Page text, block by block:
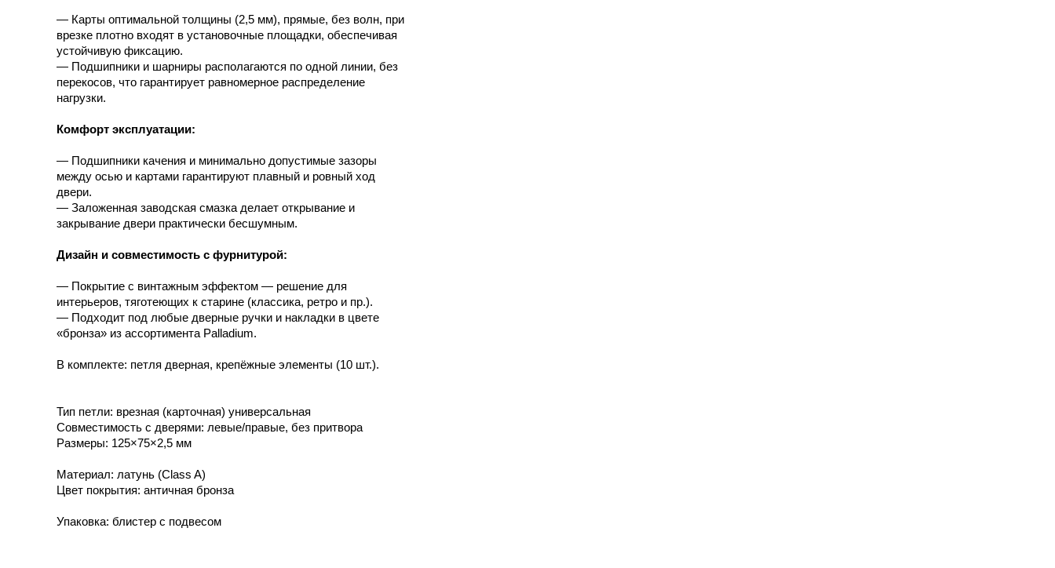
— Карты оптимальной толщины (2,5 мм), прямые, без волн, при
врезке плотно входят в установочные площадки, обеспечивая
устойчивую фиксацию.
— Подшипники и шарниры располагаются по одной линии, без
перекосов, что гарантирует равномерное распределение
нагрузки.
Комфорт эксплуатации:
— Подшипники качения и минимально допустимые зазоры
между осью и картами гарантируют плавный и ровный ход
двери.
— Заложенная заводская смазка делает открывание и
закрывание двери практически бесшумным.
Дизайн и совместимость с фурнитурой:
— Покрытие с винтажным эффектом — решение для
интерьеров, тяготеющих к старине (классика, ретро и пр.).
— Подходит под любые дверные ручки и накладки в цвете
«бронза» из ассортимента Palladium.
В комплекте: петля дверная, крепёжные элементы (10 шт.).
Тип петли: врезная (карточная) универсальная
Совместимость с дверями: левые/правые, без притвора
Размеры: 125×75×2,5 мм
Материал: латунь (Class A)
Цвет покрытия: античная бронза
Упаковка: блистер с подвесом